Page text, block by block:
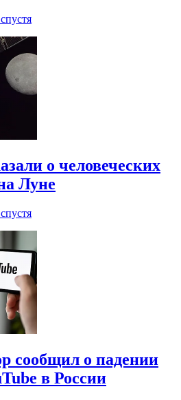
о человеческих
Луне
сообщил о падении
в России